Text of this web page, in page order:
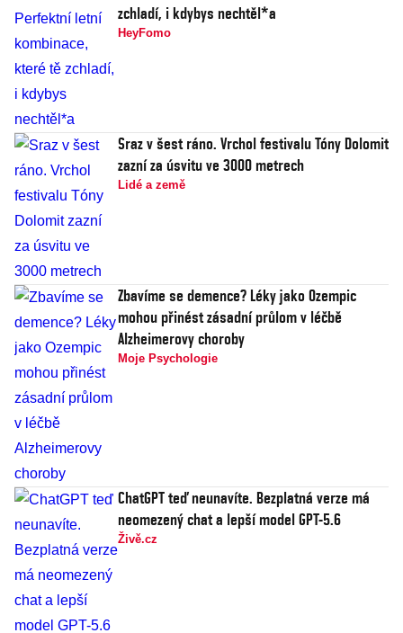
zchladí, i kdybys nechtěl*a
HeyFomo
Sraz v šest ráno. Vrchol festivalu Tóny Dolomit
zazní za úsvitu ve 3000 metrech
Lidé a země
Zbavíme se demence? Léky jako Ozempic
mohou přinést zásadní průlom v léčbě
Alzheimerovy choroby
Moje Psychologie
ChatGPT teď neunavíte. Bezplatná verze má
neomezený chat a lepší model GPT-5.6
Živě.cz